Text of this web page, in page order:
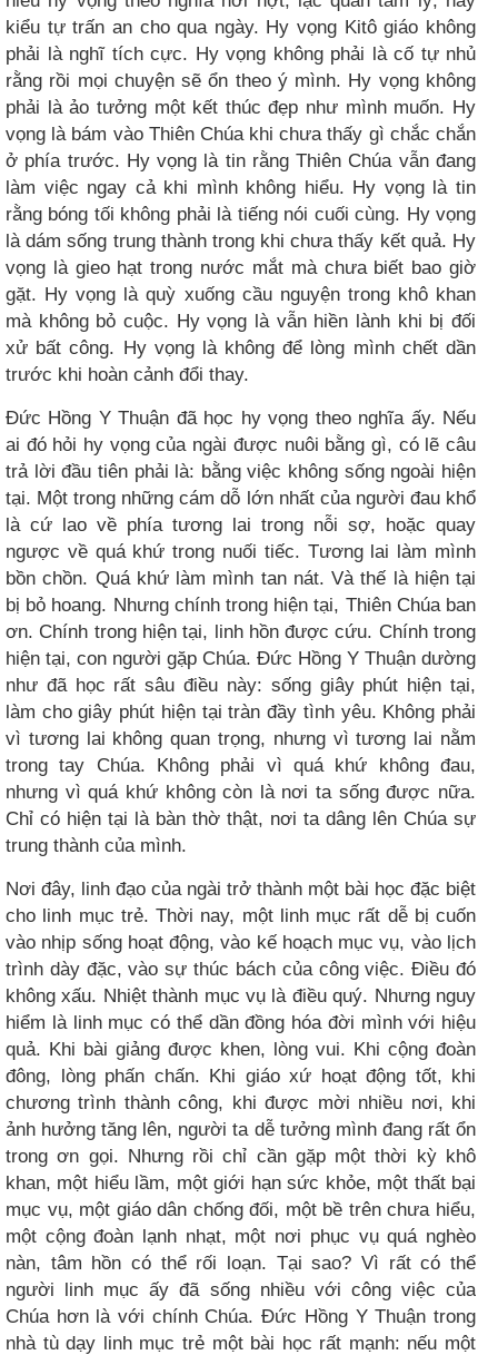
kiểu tự trấn an cho qua ngày. Hy vọng Kitô giáo không
phải là nghĩ tích cực. Hy vọng không phải là cố tự nhủ
rằng rồi mọi chuyện sẽ ổn theo ý mình. Hy vọng không
phải là ảo tưởng một kết thúc đẹp như mình muốn. Hy
vọng là bám vào Thiên Chúa khi chưa thấy gì chắc chắn
ở phía trước. Hy vọng là tin rằng Thiên Chúa vẫn đang
làm việc ngay cả khi mình không hiểu. Hy vọng là tin
rằng bóng tối không phải là tiếng nói cuối cùng. Hy vọng
là dám sống trung thành trong khi chưa thấy kết quả. Hy
vọng là gieo hạt trong nước mắt mà chưa biết bao giờ
gặt. Hy vọng là quỳ xuống cầu nguyện trong khô khan
mà không bỏ cuộc. Hy vọng là vẫn hiền lành khi bị đối
xử bất công. Hy vọng là không để lòng mình chết dần
trước khi hoàn cảnh đổi thay.
Đức Hồng Y Thuận đã học hy vọng theo nghĩa ấy. Nếu
ai đó hỏi hy vọng của ngài được nuôi bằng gì, có lẽ câu
trả lời đầu tiên phải là: bằng việc không sống ngoài hiện
tại. Một trong những cám dỗ lớn nhất của người đau khổ
là cứ lao về phía tương lai trong nỗi sợ, hoặc quay
ngược về quá khứ trong nuối tiếc. Tương lai làm mình
bồn chồn. Quá khứ làm mình tan nát. Và thế là hiện tại
bị bỏ hoang. Nhưng chính trong hiện tại, Thiên Chúa ban
ơn. Chính trong hiện tại, linh hồn được cứu. Chính trong
hiện tại, con người gặp Chúa. Đức Hồng Y Thuận dường
như đã học rất sâu điều này: sống giây phút hiện tại,
làm cho giây phút hiện tại tràn đầy tình yêu. Không phải
vì tương lai không quan trọng, nhưng vì tương lai nằm
trong tay Chúa. Không phải vì quá khứ không đau,
nhưng vì quá khứ không còn là nơi ta sống được nữa.
Chỉ có hiện tại là bàn thờ thật, nơi ta dâng lên Chúa sự
trung thành của mình.
Nơi đây, linh đạo của ngài trở thành một bài học đặc biệt
cho linh mục trẻ. Thời nay, một linh mục rất dễ bị cuốn
vào nhịp sống hoạt động, vào kế hoạch mục vụ, vào lịch
trình dày đặc, vào sự thúc bách của công việc. Điều đó
không xấu. Nhiệt thành mục vụ là điều quý. Nhưng nguy
hiểm là linh mục có thể dần đồng hóa đời mình với hiệu
quả. Khi bài giảng được khen, lòng vui. Khi cộng đoàn
đông, lòng phấn chấn. Khi giáo xứ hoạt động tốt, khi
chương trình thành công, khi được mời nhiều nơi, khi
ảnh hưởng tăng lên, người ta dễ tưởng mình đang rất ổn
trong ơn gọi. Nhưng rồi chỉ cần gặp một thời kỳ khô
khan, một hiểu lầm, một giới hạn sức khỏe, một thất bại
mục vụ, một giáo dân chống đối, một bề trên chưa hiểu,
một cộng đoàn lạnh nhạt, một nơi phục vụ quá nghèo
nàn, tâm hồn có thể rối loạn. Tại sao? Vì rất có thể
người linh mục ấy đã sống nhiều với công việc của
Chúa hơn là với chính Chúa. Đức Hồng Y Thuận trong
nhà tù dạy linh mục trẻ một bài học rất mạnh: nếu một